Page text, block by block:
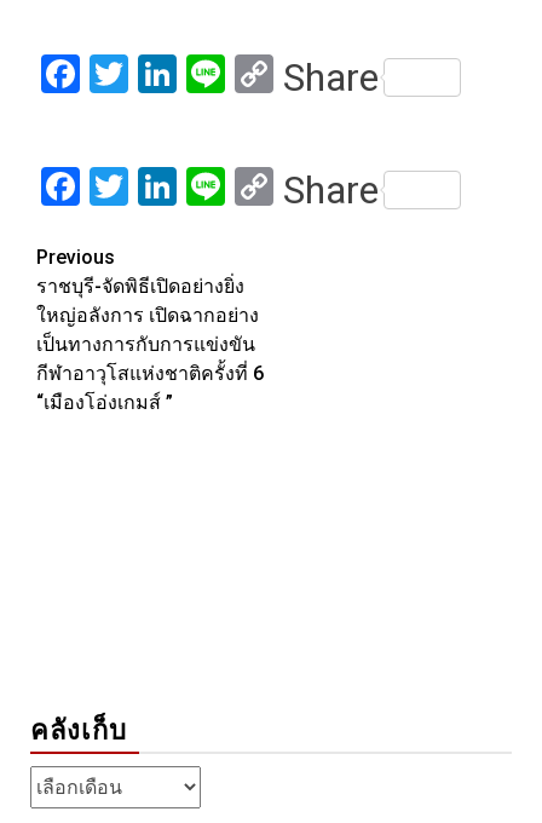
Facebook
Twitter
LinkedIn
LineCopy
Share
Facebook
Twitter
LinkedIn
LineCopy
Share
Post
navigation
Previous
ราชบุรี-จัดพิธีเปิดอย่างยิ่ง
ใหญ่อลังการ เปิดฉากอย่าง
เป็นทางการกับการแข่งขัน
กีฬาอาวุโสแห่งชาติครั้งที่ 6
“เมืองโอ่งเกมส์ ”
คลังเก็บ
คลัง
เก็บ